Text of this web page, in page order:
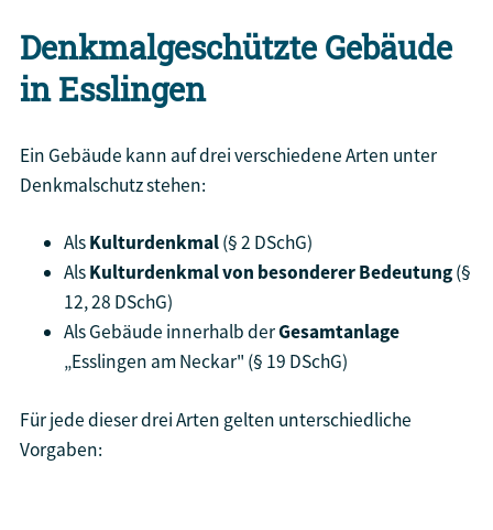
Denkmalgeschützte Gebäude
in Esslingen
Ein Gebäude kann auf drei verschiedene Arten unter
Denkmalschutz stehen:
AlsKulturdenkmal(§ 2 DSchG)
AlsKulturdenkmal von besonderer Bedeutung(§
12, 28 DSchG)
Als Gebäude innerhalb derGesamtanlage
„Esslingen am Neckar" (§ 19 DSchG)
Für jede dieser drei Arten gelten unterschiedliche
Vorgaben: